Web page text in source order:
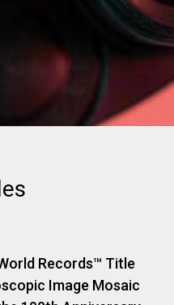
Records™ Title
Image Mosaic